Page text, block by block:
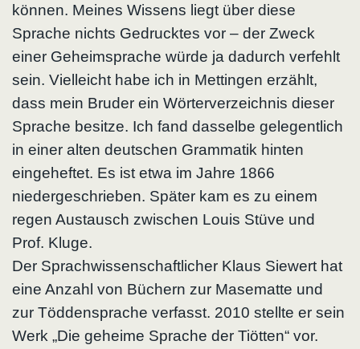
können. Meines Wissens liegt über diese
Sprache nichts Gedrucktes vor – der Zweck
einer Geheimsprache würde ja dadurch verfehlt
sein. Vielleicht habe ich in Mettingen erzählt,
dass mein Bruder ein Wörterverzeichnis dieser
Sprache besitze. Ich fand dasselbe gelegentlich
in einer alten deutschen Grammatik hinten
eingeheftet. Es ist etwa im Jahre 1866
niedergeschrieben. Später kam es zu einem
regen Austausch zwischen Louis Stüve und
Prof. Kluge.
Der Sprachwissenschaftlicher Klaus Siewert hat
eine Anzahl von Büchern zur Masematte und
zur Töddensprache verfasst. 2010 stellte er sein
Werk „Die geheime Sprache der Tiötten“ vor.